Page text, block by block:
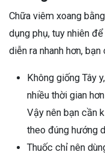
Chữa viêm xoang
dụng phụ, tuy nhiên
diễn ra nhanh hơn, bạn
Không giống Tây
nhiều thời gian
Vậy nên bạn cần
theo đúng hướng
Thuốc chỉ nên